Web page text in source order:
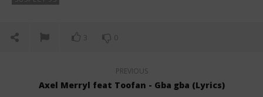
3 0
PREVIOUS
Axel Merryl feat Toofan - Gba gba (Lyrics)